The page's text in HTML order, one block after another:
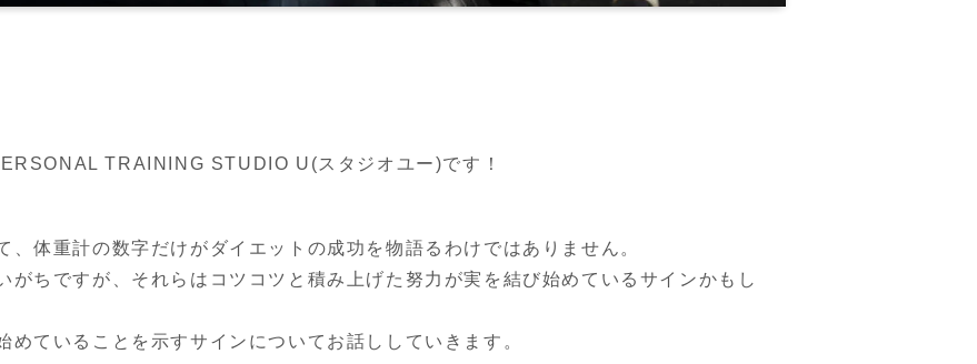
TRAINING STUDIO U(スタジオユー)です！
、体重計の数字だけがダイエットの成功を物語るわけではありません。
がちですが、それらはコツコツと積み上げた努力が実を結び始めているサインかもし
めていることを示すサインについてお話ししていきます。